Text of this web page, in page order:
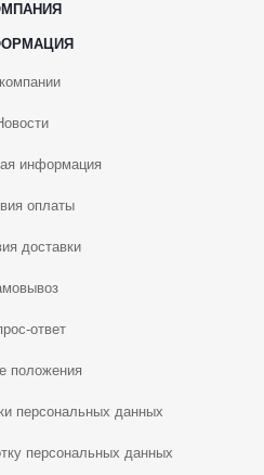
информация
оплаты
доставки
ответ
положения
персональных данных
персональных данных